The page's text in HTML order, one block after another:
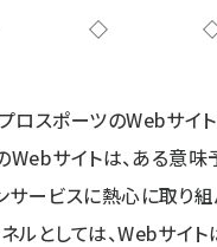
ロスポーツのWebサイ
Webサイトは、ある意
サービスに熱心に取り
ルとしては、Webサイ